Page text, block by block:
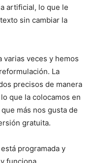
artificial, lo que le
sin cambiar la
varias veces y hemos
La
precisos de manera
que la colocamos en
más nos gusta de
gratuita.
programada y